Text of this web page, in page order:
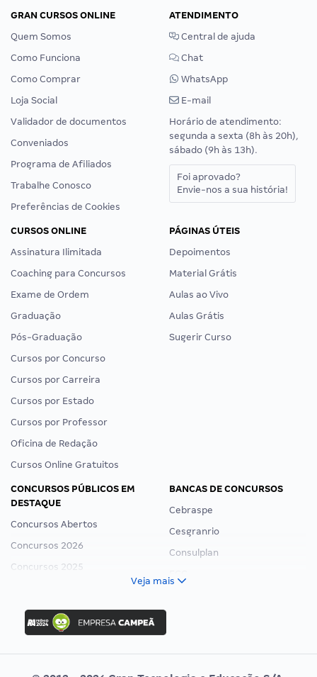
GRAN CURSOS ONLINE
Quem Somos
Como Funciona
Como Comprar
Loja Social
Validador de documentos
Conveniados
Programa de Afiliados
Trabalhe Conosco
Preferências de Cookies
ATENDIMENTO
Central de ajuda
Chat
WhatsApp
E-mail
Horário de atendimento:
segunda a sexta (8h às 20h),
sábado (9h às 13h).
Foi aprovado?
Envie-nos a sua história!
CURSOS ONLINE
Assinatura Ilimitada
Coaching para Concursos
Exame de Ordem
Graduação
Pós-Graduação
Cursos por Concurso
Cursos por Carreira
Cursos por Estado
Cursos por Professor
Oficina de Redação
Cursos Online Gratuitos
PÁGINAS ÚTEIS
Depoimentos
Material Grátis
Aulas ao Vivo
Aulas Grátis
Sugerir Curso
CONCURSOS PÚBLICOS EM
DESTAQUE
Concursos Abertos
Concursos 2026
Concursos 2025
Concurso Ibama
Concurso MPU
Editais publicados
BANCAS DE CONCURSOS
Cebraspe
Cesgranrio
Consulplan
Veja mais